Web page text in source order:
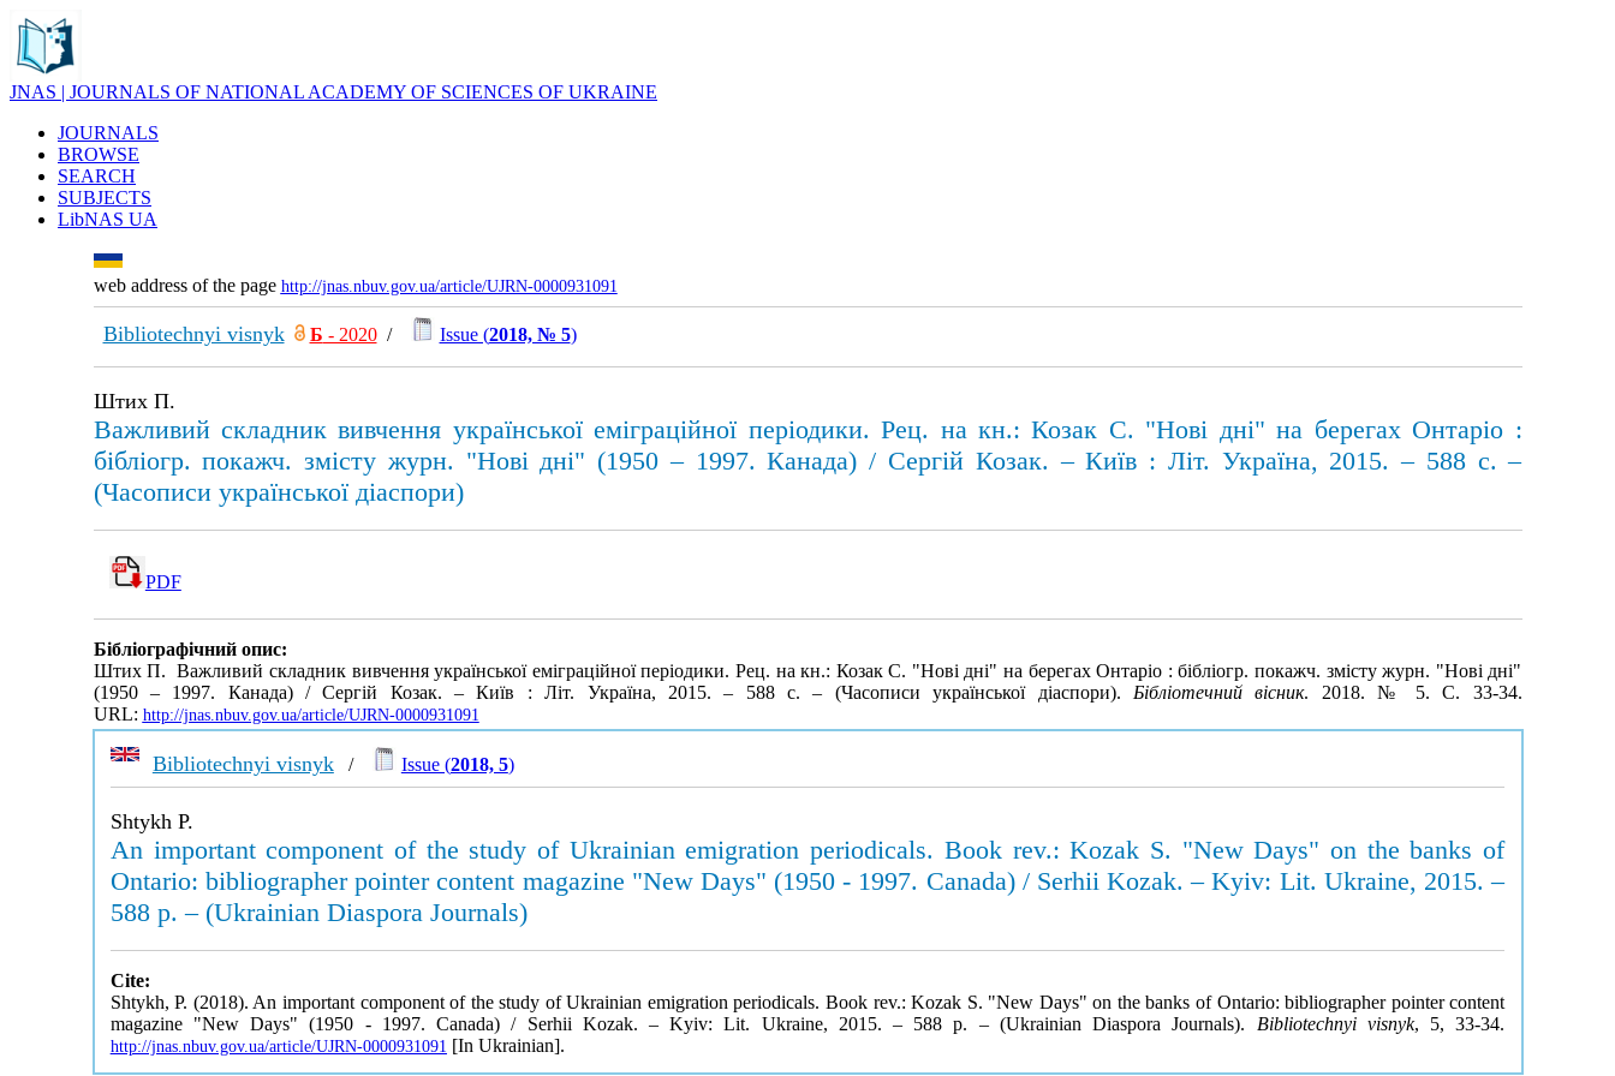
JNAS | JOURNALS OF NATIONAL ACADEMY OF SCIENCES OF UKRAINE
JOURNALS
BROWSE
SEARCH
SUBJECTS
LibNAS UA
web address of the page http://jnas.nbuv.gov.ua/article/UJRN-0000931091
Bibliotechnyi visnyk Б - 2020/ Issue (2018, № 5)
Штих П.
Важливий складник вивчення української еміграційної періодики. Рец. на кн.: Козак С. "Нові дні" на берегах Онтаріо :
бібліогр. покажч. змісту журн. "Нові дні" (1950 – 1997. Канада) / Сергій Козак. – Київ : Літ. Україна, 2015. – 588 с. –
(Часописи української діаспори)
PDF
Бібліографічний опис:
Штих П. Важливий складник вивчення української еміграційної періодики. Рец. на кн.: Козак С. "Нові дні" на берегах Онтаріо : бібліогр. покажч. змісту журн. "Нові дні"
(1950 – 1997. Канада) / Сергій Козак. – Київ : Літ. Україна, 2015. – 588 с. – (Часописи української діаспори). Бібліотечний вісник. 2018. № 5. С. 33-34.
URL: http://jnas.nbuv.gov.ua/article/UJRN-0000931091
Bibliotechnyi visnyk/ Issue (2018, 5)
Shtykh P.
An important component of the study of Ukrainian emigration periodicals. Book rev.: Kozak S. "New Days" on the banks of
Ontario: bibliographer pointer content magazine "New Days" (1950 - 1997. Canada) / Serhii Kozak. – Kyiv: Lit. Ukraine, 2015. –
588 p. – (Ukrainian Diaspora Journals)
Cite:
Shtykh, P. (2018). An important component of the study of Ukrainian emigration periodicals. Book rev.: Kozak S. "New Days" on the banks of Ontario: bibliographer pointer content
magazine "New Days" (1950 - 1997. Canada) / Serhii Kozak. – Kyiv: Lit. Ukraine, 2015. – 588 p. – (Ukrainian Diaspora Journals). Bibliotechnyi visnyk, 5, 33-34.
http://jnas.nbuv.gov.ua/article/UJRN-0000931091 [In Ukrainian].